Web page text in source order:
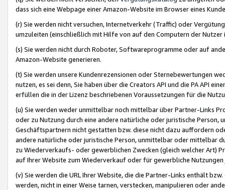
dass sich eine Webpage einer Amazon-Website im Browser eines
(r) Sie werden nicht versuchen, Internetverkehr (Traffic) oder
umzuleiten (einschließlich mit Hilfe von auf den Computern der
(s) Sie werden nicht durch Roboter, Softwareprogramme oder auf
Amazon-Website generieren.
(t) Sie werden unsere Kundenrezensionen oder Sternebewertungen
nutzen, es sei denn, Sie haben über die Creators API und die PA API
erfüllen die in der Lizenz beschriebenen Voraussetzungen für die
(u) Sie werden weder unmittelbar noch mittelbar über Partner-Links
oder zu Nutzung durch eine andere natürliche oder juristische
Geschäftspartnern nicht gestatten bzw. diese nicht dazu auffordern
andere natürliche oder juristische Person, unmittelbar oder mittelbar
zu Wiederverkaufs- oder gewerblichen Zwecken (gleich welcher Art)
auf Ihrer Website zum Wiederverkauf oder für gewerbliche
(v) Sie werden die URL Ihrer Website, die die Partner-Links enthält
werden, nicht in einer Weise tarnen, verstecken, manipulieren oder